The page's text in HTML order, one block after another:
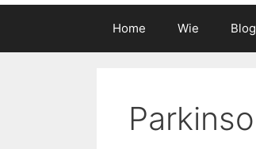
Home Wie Blog